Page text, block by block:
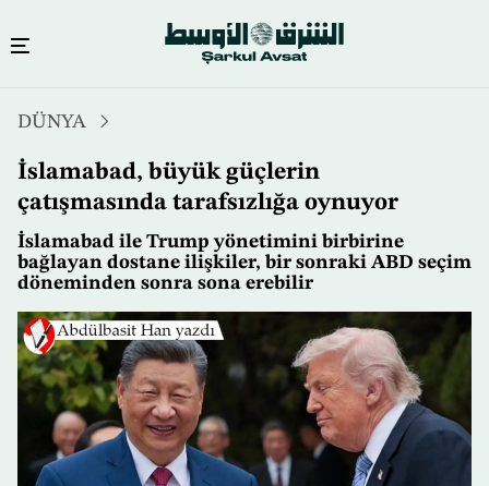
içeriğe
atla
DÜNYA
İslamabad, büyük güçlerin
çatışmasında tarafsızlığa oynuyor
İslamabad ile Trump yönetimini birbirine
bağlayan dostane ilişkiler, bir sonraki ABD seçim
döneminden sonra sona erebilir